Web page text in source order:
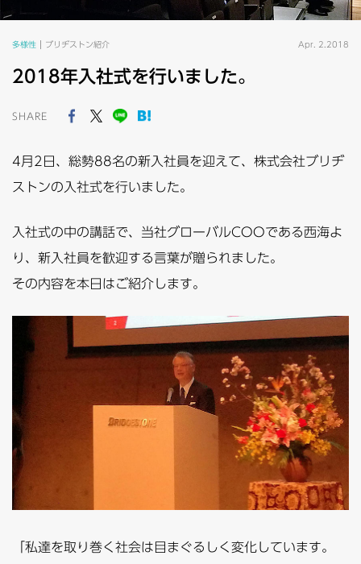
2018年入社式を行いました。
多様性 ブリヂストン紹介 Apr. 2.2018
SHARE
4月2日、総勢88名の新入社員を迎えて、株式会社ブリヂ
ストンの入社式を行いました。
入社式の中の講話で、当社グローバルCOOである西海よ
り、新入社員を歓迎する言葉が贈られました。
その内容を本日はご紹介します。
「私達を取り巻く社会は目まぐるしく変化しています。